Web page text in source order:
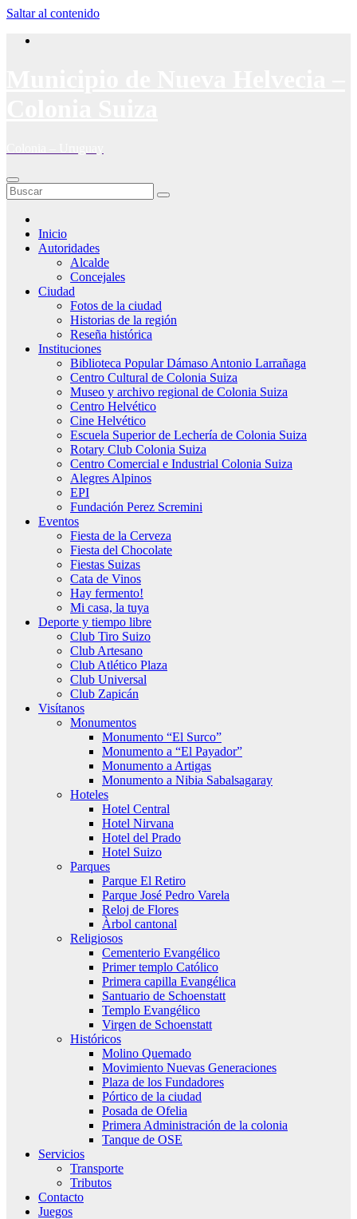
Saltar al contenido
Inicio
Autoridades
Alcalde
Concejales
Ciudad
Fotos de la ciudad
Historias de la región
Reseña histórica
Instituciones
Biblioteca Popular Dámaso Antonio Larrañaga
Centro Cultural de Colonia Suiza
Museo y archivo regional de Colonia Suiza
Centro Helvético
Cine Helvético
Escuela Superior de Lechería de Colonia Suiza
Rotary Club Colonia Suiza
Centro Comercial e Industrial Colonia Suiza
Alegres Alpinos
EPI
Fundación Perez Scremini
Eventos
Fiesta de la Cerveza
Fiesta del Chocolate
Fiestas Suizas
Cata de Vinos
Hay fermento!
Mi casa, la tuya
Deporte y tiempo libre
Club Tiro Suizo
Club Artesano
Club Atlético Plaza
Club Universal
Club Zapicán
Visítanos
Monumentos
Monumento “El Surco”
Monumento a “El Payador”
Monumento a Artigas
Monumento a Nibia Sabalsagaray
Hoteles
Hotel Central
Hotel Nirvana
Hotel del Prado
Hotel Suizo
Parques
Parque El Retiro
Parque José Pedro Varela
Reloj de Flores
Àrbol cantonal
Religiosos
Cementerio Evangélico
Primer templo Católico
Primera capilla Evangélica
Santuario de Schoenstatt
Templo Evangélico
Virgen de Schoenstatt
Históricos
Molino Quemado
Movimiento Nuevas Generaciones
Plaza de los Fundadores
Pórtico de la ciudad
Posada de Ofelia
Primera Administración de la colonia
Tanque de OSE
Servicios
Transporte
Tributos
Contacto
Juegos